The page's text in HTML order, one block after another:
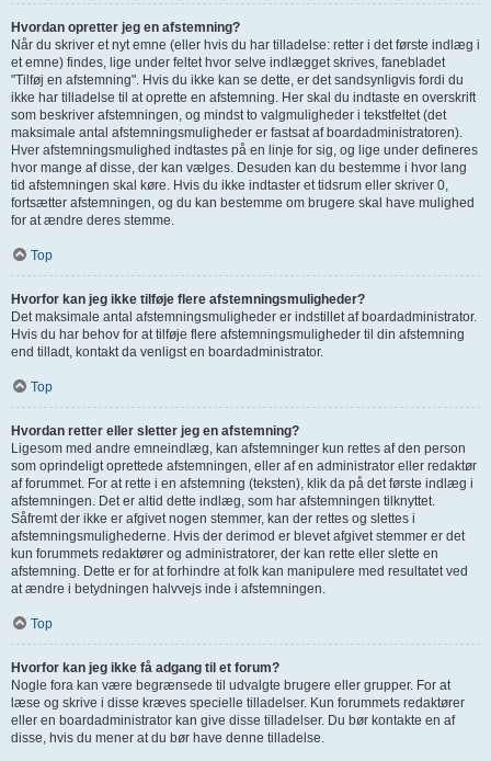
Hvordan opretter jeg en afstemning?
Når du skriver et nyt emne (eller hvis du har tilladelse: retter i det første indlæg i
et emne) findes, lige under feltet hvor selve indlægget skrives, fanebladet
"Tilføj en afstemning". Hvis du ikke kan se dette, er det sandsynligvis fordi du
ikke har tilladelse til at oprette en afstemning. Her skal du indtaste en overskrift
som beskriver afstemningen, og mindst to valgmuligheder i tekstfeltet (det
maksimale antal afstemningsmuligheder er fastsat af boardadministratoren).
Hver afstemningsmulighed indtastes på en linje for sig, og lige under defineres
hvor mange af disse, der kan vælges. Desuden kan du bestemme i hvor lang
tid afstemningen skal køre. Hvis du ikke indtaster et tidsrum eller skriver 0,
fortsætter afstemningen, og du kan bestemme om brugere skal have mulighed
for at ændre deres stemme.
Top
Hvorfor kan jeg ikke tilføje flere afstemningsmuligheder?
Det maksimale antal afstemningsmuligheder er indstillet af boardadministrator.
Hvis du har behov for at tilføje flere afstemningsmuligheder til din afstemning
end tilladt, kontakt da venligst en boardadministrator.
Top
Hvordan retter eller sletter jeg en afstemning?
Ligesom med andre emneindlæg, kan afstemninger kun rettes af den person
som oprindeligt oprettede afstemningen, eller af en administrator eller redaktør
af forummet. For at rette i en afstemning (teksten), klik da på det første indlæg i
afstemningen. Det er altid dette indlæg, som har afstemningen tilknyttet.
Såfremt der ikke er afgivet nogen stemmer, kan der rettes og slettes i
afstemningsmulighederne. Hvis der derimod er blevet afgivet stemmer er det
kun forummets redaktører og administratorer, der kan rette eller slette en
afstemning. Dette er for at forhindre at folk kan manipulere med resultatet ved
at ændre i betydningen halvvejs inde i afstemningen.
Top
Hvorfor kan jeg ikke få adgang til et forum?
Nogle fora kan være begrænsede til udvalgte brugere eller grupper. For at
læse og skrive i disse kræves specielle tilladelser. Kun forummets redaktører
eller en boardadministrator kan give disse tilladelser. Du bør kontakte en af
disse, hvis du mener at du bør have denne tilladelse.